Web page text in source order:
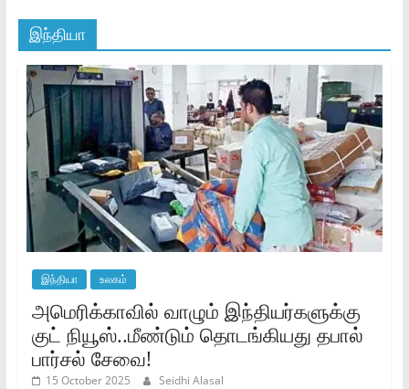
இந்தியா
இந்தியா உலகம்
அமெரிக்காவில் வாழும் இந்தியர்களுக்கு
குட் நியூஸ்..மீண்டும் தொடங்கியது தபால்
பார்சல் சேவை!
15 October 2025 Seidhi Alasal